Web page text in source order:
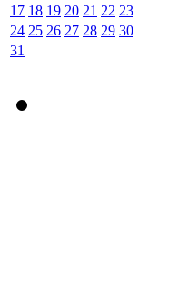
17 18 19 20 21 22 23
24 25 26 27 28 29 30
31